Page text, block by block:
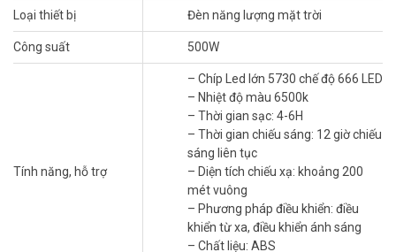
Tại sao nên chọn đèn năng lượng mặt trời
JINDIAN JD T500 NEW?
JINDIAN JD T500 NEW nổi bật với thiết kế hiện đại, chắc chắn, dễ
dàng lắp đặt ở nhiều vị trí khác nhau. Đèn sử dụng tấm pin năng
lượng mặt trời hiệu suất cao, có khả năng hấp thụ ánh sáng tối ưu,
ngay cả trong điều kiện thời tiết không mấy thuận lợi. Với công suất
500W, đèn cung cấp ánh sáng cực mạnh, phù hợp cho việc chiếu
sáng các khu vực rộng lớn như sân vườn, nhà xưởng, đường phố…
Ưu điểm vượt trội của JINDIAN JD T500 NEW
Tiết kiệm điện năng tuyệt đối: Hoạt động 100% bằng năng
Loại thiết bị Đèn năng lượng mặt trời
Công suất 500W
Tính năng, hỗ trợ
– Chíp Led lớn 5730 chế độ 666 LED
– Nhiệt độ màu 6500k
– Thời gian sạc: 4-6H
– Thời gian chiếu sáng: 12 giờ chiếu
sáng liên tục
– Diện tích chiếu xạ: khoảng 200
mét vuông
– Phương pháp điều khiển: điều
khiển từ xa, điều khiển ánh sáng
– Chất liệu: ABS